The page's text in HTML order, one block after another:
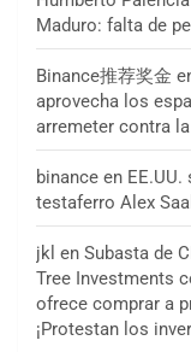
Maduro: falta de
Binance推荐奖金
aprovecha los
arremeter contra
binance en
testaferro Alex
jkl en Subasta de
Tree Investments
ofrece comprar a
¡Protestan los